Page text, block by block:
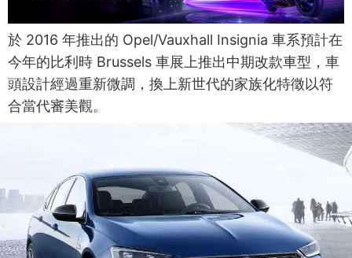
於 2016 年推出的 Opel/Vauxhall Insignia 車系預計在
今年的比利時 Brussels 車展上推出中期改款車型，車
頭設計經過重新微調，換上新世代的家族化特徵以符
合當代審美觀。